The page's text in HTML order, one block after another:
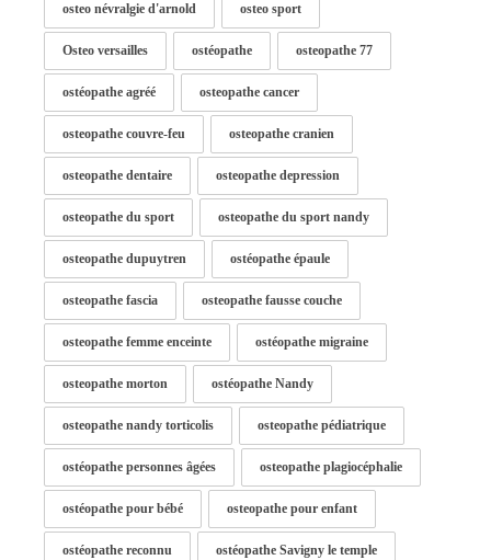
osteo névralgie d'arnold osteo sport
Osteo versailles ostéopathe osteopathe 77
ostéopathe agréé osteopathe cancer
osteopathe couvre-feu osteopathe cranien
osteopathe dentaire osteopathe depression
osteopathe du sport osteopathe du sport nandy
osteopathe dupuytren ostéopathe épaule
osteopathe fascia osteopathe fausse couche
osteopathe femme enceinte ostéopathe migraine
osteopathe morton ostéopathe Nandy
osteopathe nandy torticolis osteopathe pédiatrique
ostéopathe personnes âgées osteopathe plagiocéphalie
ostéopathe pour bébé osteopathe pour enfant
ostéopathe reconnu ostéopathe Savigny le temple